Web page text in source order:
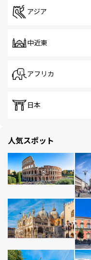
アジア
中近東
アフリカ
日本
人気スポット